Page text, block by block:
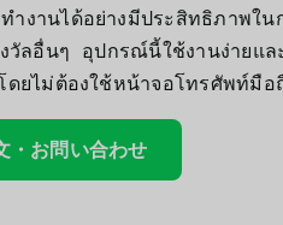
งานได้อย่างมีประสิทธิภาพใน
วัลอื่นๆ อุปกรณ์นี้ใช้งานง่ายแ
ดยไม่ต้องใช้หน้าจอโทรศัพท์มือ
・お問い合わせ